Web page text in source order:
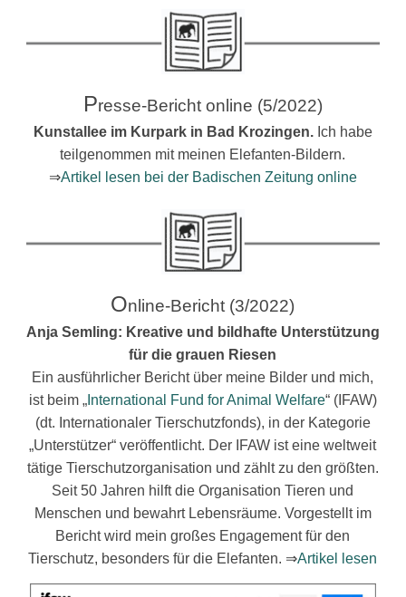
Presse-Bericht online (5/2022)
Kunstallee im Kurpark in Bad Krozingen.Ich habe
teilgenommen mit meinen Elefanten-Bildern.
⇒Artikel lesen bei der Badischen Zeitung online
Online-Bericht (3/2022)
Anja Semling: Kreative und bildhafte Unterstützung
für die grauen Riesen
Ein ausführlicher Bericht über meine Bilder und mich,
ist beim „International Fund for Animal Welfare“ (IFAW)
(dt. Internationaler Tierschutzfonds), in der Kategorie
„Unterstützer“ veröffentlicht. Der IFAW ist eine weltweit
tätige Tierschutzorganisation und zählt zu den größten.
Seit 50 Jahren hilft die Organisation Tieren und
Menschen und bewahrt Lebensräume. Vorgestellt im
Bericht wird mein großes Engagement für den
Tierschutz, besonders für die Elefanten. ⇒Artikel lesen